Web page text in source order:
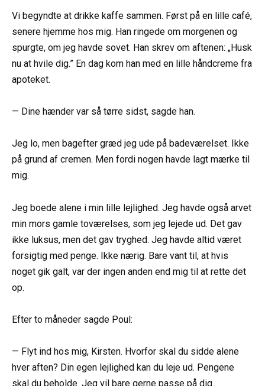
Vi begyndte at drikke kaffe sammen. Først på en lille café,
senere hjemme hos mig. Han ringede om morgenen og
spurgte, om jeg havde sovet. Han skrev om aftenen: „Husk
nu at hvile dig.” En dag kom han med en lille håndcreme fra
apoteket.
— Dine hænder var så tørre sidst, sagde han.
Jeg lo, men bagefter græd jeg ude på badeværelset. Ikke
på grund af cremen. Men fordi nogen havde lagt mærke til
mig.
Jeg boede alene i min lille lejlighed. Jeg havde også arvet
min mors gamle toværelses, som jeg lejede ud. Det gav
ikke luksus, men det gav tryghed. Jeg havde altid været
forsigtig med penge. Ikke nærig. Bare vant til, at hvis
noget gik galt, var der ingen anden end mig til at rette det
op.
Efter to måneder sagde Poul:
— Flyt ind hos mig, Kirsten. Hvorfor skal du sidde alene
hver aften? Din egen lejlighed kan du leje ud. Pengene
skal du beholde. Jeg vil bare gerne passe på dig.